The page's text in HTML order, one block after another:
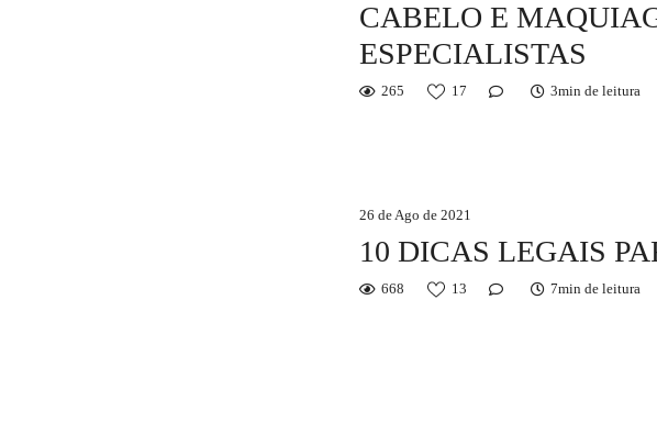
CABELO E
ESPECIALISTAS
265 17 3min de leitura
26 de Ago de 2021
10 DICAS LEGAIS
668 13 7min de leitura